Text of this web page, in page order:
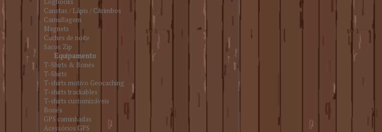
Canetas / Lápis / Carimbos
Camuflagem
Magnets
Caches de noite
Sacos Zip
Equipamento
T-Shirts & Bonés
T-Shirts
T-shirts motivo Geocaching
T-shirts trackables
T-shirts customizáveis
Bonés
GPS caminhadas
Acessórios GPS